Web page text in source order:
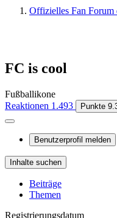
Offizielles Fan Forum
FC is cool
Fußballikone
Reaktionen 1.493 Punkte
Benutzerprofil melden
Inhalte suchen
Beiträge
Themen
Registrierungsdatum